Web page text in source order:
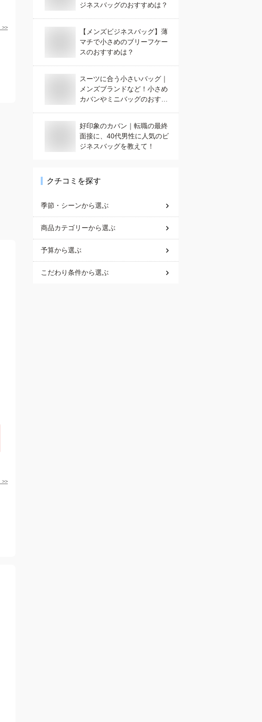
>>
>>
ジネスバッグのおすすめは？
【メンズビジネスバッグ】薄
マチで小さめのブリーフケー
スのおすすめは？
スーツに合う小さいバッグ｜
メンズブランドなど！小さめ
カバンやミニバッグのおすす
好印象のカバン｜転職の最終
面接に、40代男性に人気のビ
ジネスバッグを教えて！
クチコミを探す
季節・シーンから選ぶ
商品カテゴリーから選ぶ
予算から選ぶ
こだわり条件から選ぶ